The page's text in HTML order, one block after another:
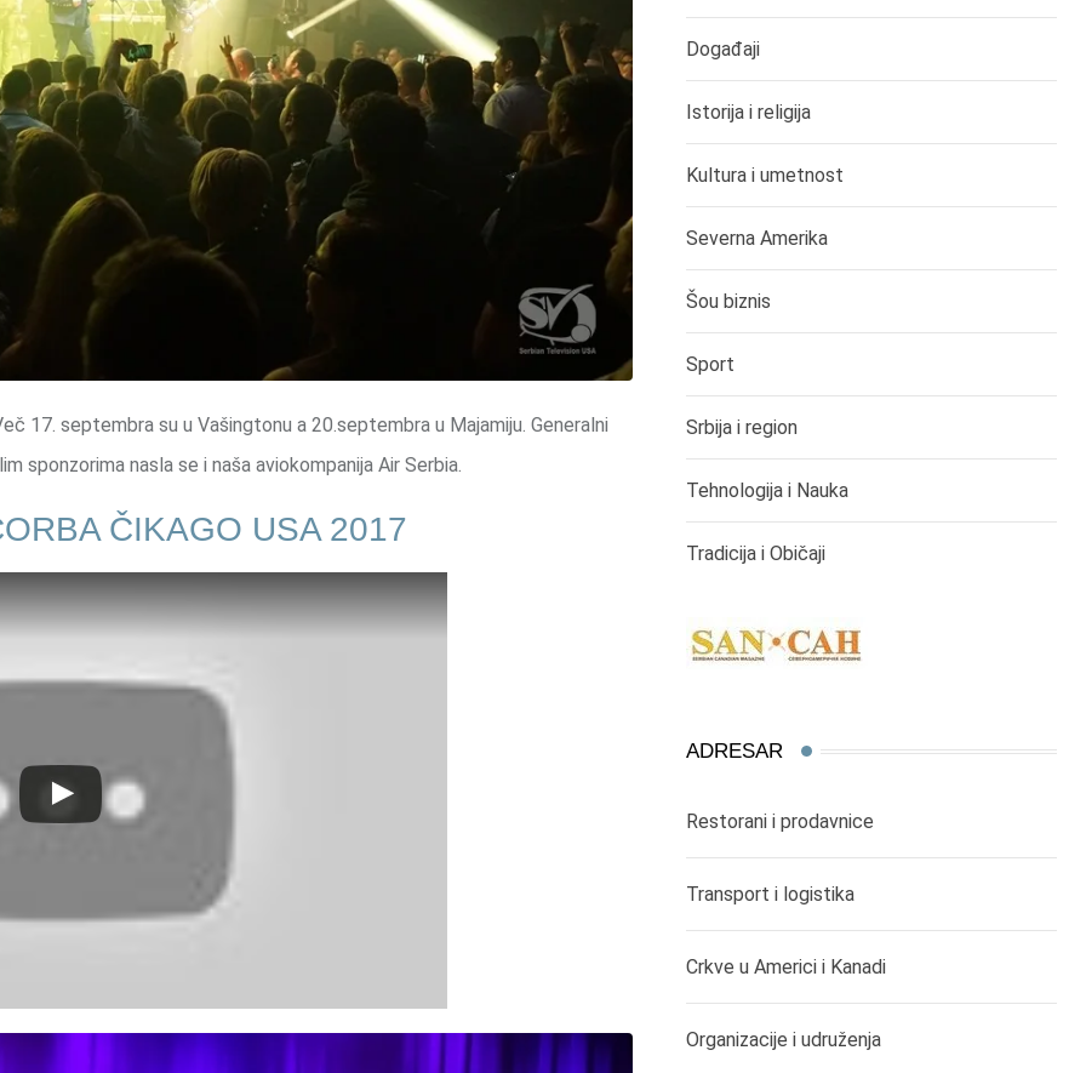
17. septembra su u Vašingtonu a 20.septembra u Majamiju. Generalni
sponzorima nasla se i naša aviokompanija Air Serbia.
ČIKAGO USA 2017
Događaji
Istorija i religija
Kultura i umetnost
Severna Amerika
Šou biznis
Sport
Srbija i region
Tehnologija i Nauka
Tradicija i Običaji
ADRESAR
Restorani i prodavnice
Transport i logistika
Crkve u Americi i Kanadi
Organizacije i udruženja